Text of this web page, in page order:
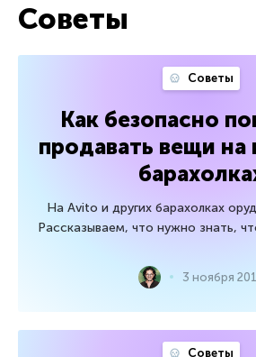
Советы
Советы
Как безопасно
продавать вещи на
На Avito и других барахолках
Рассказываем, что нужно знать,
3 ноября
Советы